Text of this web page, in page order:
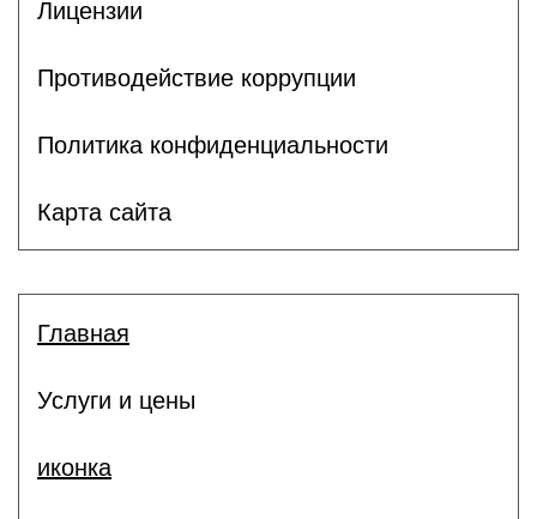
Лицензии
Противодействие коррупции
Политика конфиденциальности
Карта сайта
Главная
Услуги и цены
иконка